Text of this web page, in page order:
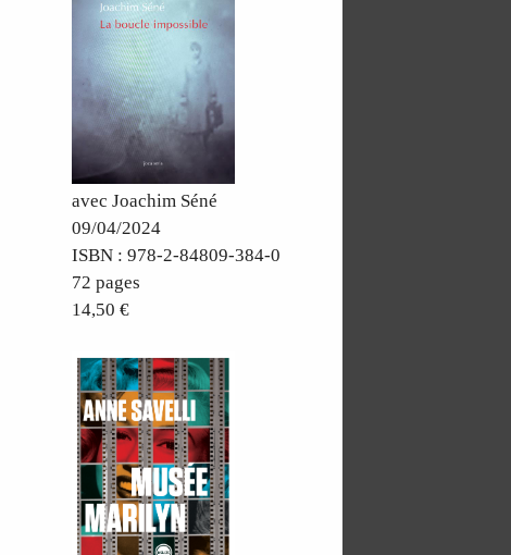
avec Joachim Séné
09/04/2024
ISBN : 978-2-84809-384-0
72 pages
14,50 €